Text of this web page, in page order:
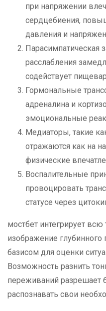
при напряжении
сердцебиения,
давления и
Парасимпатическая
расслабления
содействует
Гормональные
адреналина и
эмоциональные
Медиаторы, такие
отражаются как на
физические
Воспалительные
провоцировать
статусе через
мостбет интегрирует
изображение глубинного
базисом для оценки
Возможность разнить
переживаний разрешает
распознавать свои